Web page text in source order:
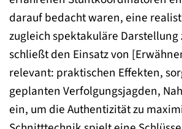
darauf bedacht waren, eine
zugleich spektakuläre Darstellung
schließt den Einsatz von
relevant: praktischen Effekten,
geplanten Verfolgungsjagden,
ein, um die Authentizität zu